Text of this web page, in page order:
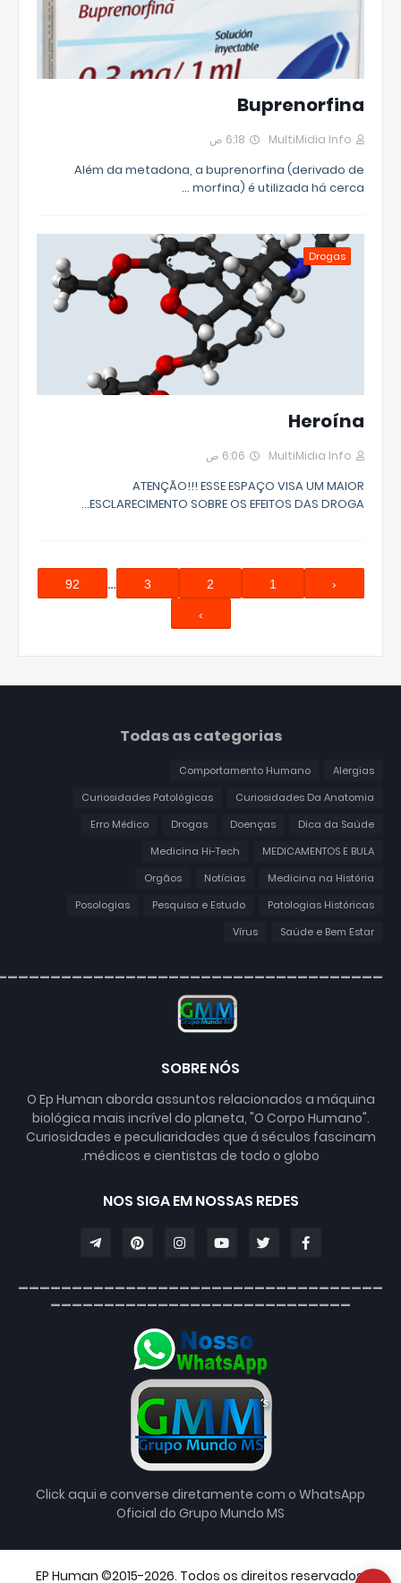
Buprenorfina
MultiMidia Info 6:18 ص
Além da metadona, a buprenorfina (derivado de
morfina) é utilizada há cerca …
Drogas
Heroína
MultiMidia Info 6:06 ص
ATENÇÃO!!! ESSE ESPAÇO VISA UM MAIOR
ESCLARECIMENTO SOBRE OS EFEITOS DAS DROGA…
‹
1
2
3
…
92
›
Todas as categorias
Alergias
Comportamento Humano
Curiosidades Da Anatomia
Curiosidades Patológicas
Dica da Saúde
Doenças
Drogas
Erro Médico
MEDICAMENTOS E BULA
Medicina Hi-Tech
Medicina na História
Notícias
Orgãos
Patologias Históricas
Pesquisa e Estudo
Posologias
Saúde e Bem Estar
Vírus
SOBRE NÓS
O Ep Human aborda assuntos relacionados a máquina
biológica mais incrível do planeta, "O Corpo Humano".
Curiosidades e peculiaridades que á séculos fascinam
médicos e cientistas de todo o globo.
NOS SIGA EM NOSSAS REDES
__________________________________
____________________________
Click aqui e converse diretamente com o WhatsApp
Oficial do Grupo Mundo MS
EP Human ©2015-2026. Todos os direitos reservados.